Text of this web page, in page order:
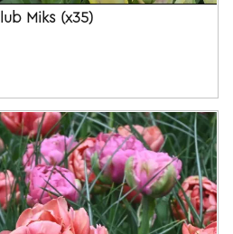
Miks (x35)